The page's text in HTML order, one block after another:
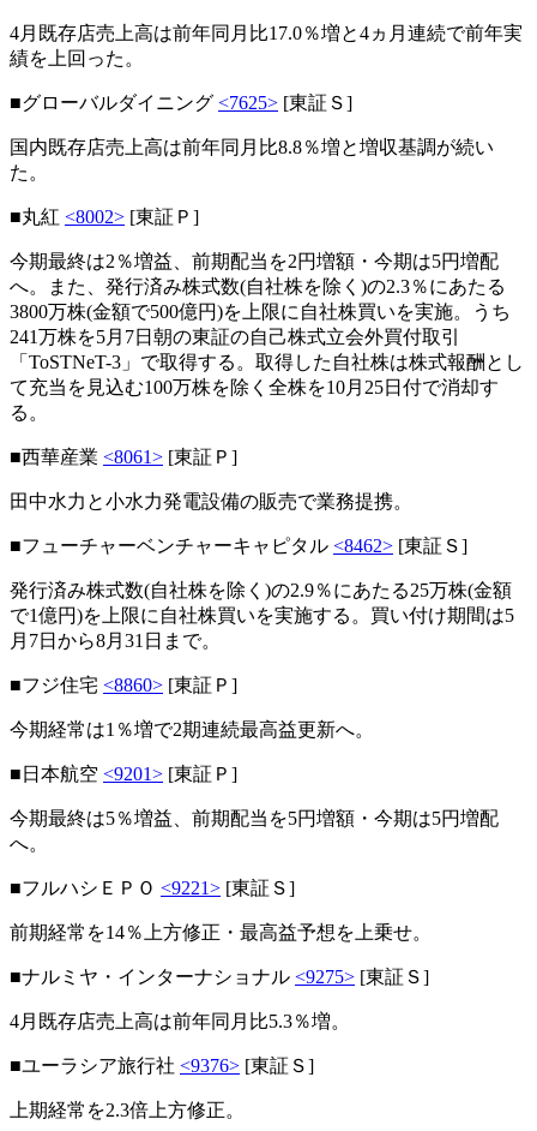
4月既存店売上高は前年同月比17.0％増と4ヵ月連続で前年実
績を上回った。
■グローバルダイニング <7625> [東証Ｓ]
国内既存店売上高は前年同月比8.8％増と増収基調が続い
た。
■丸紅 <8002> [東証Ｐ]
今期最終は2％増益、前期配当を2円増額・今期は5円増配
へ。また、発行済み株式数(自社株を除く)の2.3％にあたる
3800万株(金額で500億円)を上限に自社株買いを実施。うち
241万株を5月7日朝の東証の自己株式立会外買付取引
「ToSTNeT-3」で取得する。取得した自社株は株式報酬とし
て充当を見込む100万株を除く全株を10月25日付で消却す
る。
■西華産業 <8061> [東証Ｐ]
田中水力と小水力発電設備の販売で業務提携。
■フューチャーベンチャーキャピタル <8462> [東証Ｓ]
発行済み株式数(自社株を除く)の2.9％にあたる25万株(金額
で1億円)を上限に自社株買いを実施する。買い付け期間は5
月7日から8月31日まで。
■フジ住宅 <8860> [東証Ｐ]
今期経常は1％増で2期連続最高益更新へ。
■日本航空 <9201> [東証Ｐ]
今期最終は5％増益、前期配当を5円増額・今期は5円増配
へ。
■フルハシＥＰＯ <9221> [東証Ｓ]
前期経常を14％上方修正・最高益予想を上乗せ。
■ナルミヤ・インターナショナル <9275> [東証Ｓ]
4月既存店売上高は前年同月比5.3％増。
■ユーラシア旅行社 <9376> [東証Ｓ]
上期経常を2.3倍上方修正。